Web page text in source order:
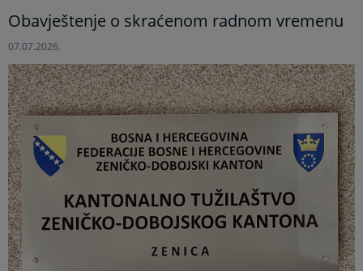
Obavještenje o skraćenom radnom vremenu
07.07.2026.